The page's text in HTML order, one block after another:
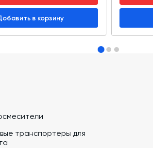
в корзину
транспортеры для